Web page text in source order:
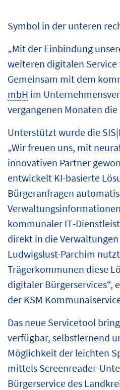
Symbol in der unteren
„Mit der Einbindung
weiteren digitalen
Gemeinsam mit dem
mbH im
vergangenen Monaten
Unterstützt wurde die
„Wir freuen uns, mit
innovativen Partner
entwickelt KI-basierte
Bürgeranfragen
kommunaler IT-
direkt in die
Ludwigslust-Parchim
Trägerkommunen diese
digitaler Bürgerservices“,
der KSM
Das neue Servicetool
verfügbar, selbstlernend
Möglichkeit der leichten
mittels Screenreader-
Bürgerservice des